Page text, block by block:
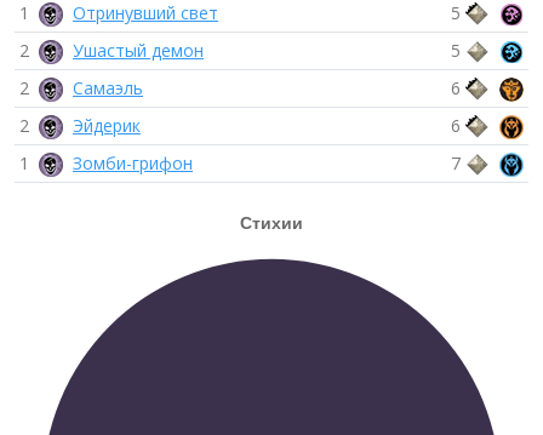
1
Отринувший свет
5
2
Ушастый демон
5
2
Самаэль
6
2
Эйдерик
6
1
Зомби-грифон 7